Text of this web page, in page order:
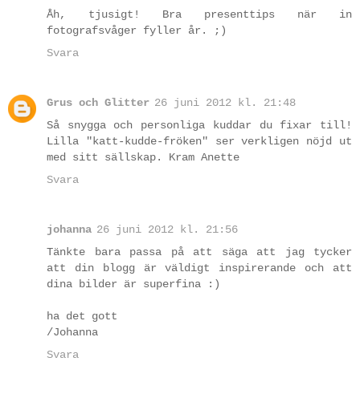
Åh, tjusigt! Bra presenttips när in
fotografsvåger fyller år. ;)
Svara
Grus och Glitter 26 juni 2012 kl. 21:48
Så snygga och personliga kuddar du fixar till!
Lilla "katt-kudde-fröken" ser verkligen nöjd ut
med sitt sällskap. Kram Anette
Svara
johanna 26 juni 2012 kl. 21:56
Tänkte bara passa på att säga att jag tycker
att din blogg är väldigt inspirerande och att
dina bilder är superfina :)
ha det gott
/Johanna
Svara